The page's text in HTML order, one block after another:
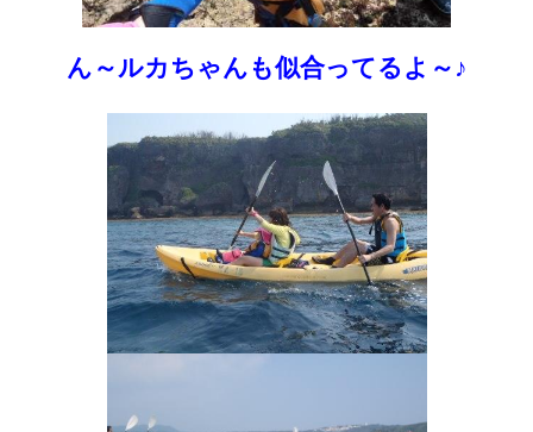
ん～ルカちゃんも似合ってるよ～♪